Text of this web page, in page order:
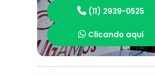
(11) 2939-0525
Clicando aqui